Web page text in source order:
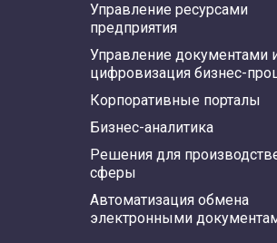
Управление ресурсами
предприятия
Управление документами
цифровизация бизнес-
Корпоративные порталы
Бизнес-аналитика
Решения для
сферы
Автоматизация обмена
электронными